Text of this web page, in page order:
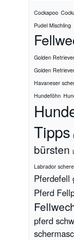
Cockapoo
Pudel Mischling
Golden
Golden
Havaneser
Hundeföhn
Tipps
bürsten
Labrador
Pferdefell
Pferd
pferd